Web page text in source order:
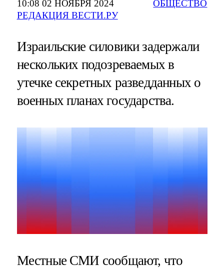
10:08 02 НОЯБРЯ 2024
РЕДАКЦИЯ ВЕСТИ.РУ
ОБЩЕСТВО
Израильские силовики задержали
нескольких подозреваемых в
утечке секретных разведданных о
военных планах государства.
Местные СМИ сообщают, что